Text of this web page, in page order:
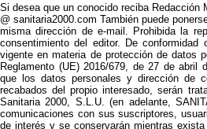
Si desea que un conocido reciba Redacción
@ sanitaria2000.com También puede
misma dirección de e-mail. Prohibida la
consentimiento del editor. De
vigente en materia de protección de datos
Reglamento (UE) 2016/679, de 27 de abril
que los datos personales y dirección de
recabados del propio interesado, serán
Sanitaria 2000, S.L.U. (en adelante,
comunicaciones con sus suscriptores,
de interés y se conservarán mientras